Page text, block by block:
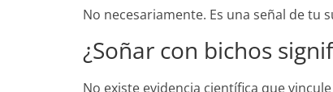
No necesariamente. Es una señal de
¿Soñar con bichos
No existe evidencia científica que